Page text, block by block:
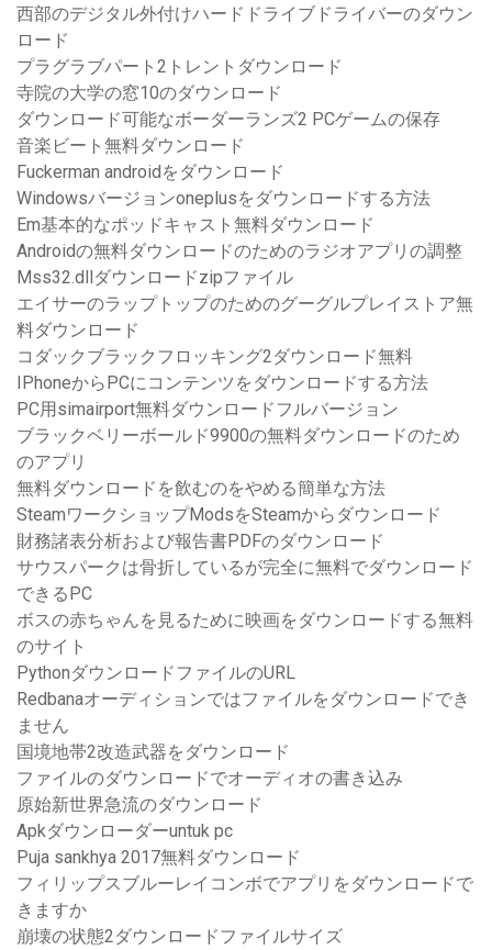
西部のデジタル外付けハードドライブドライバーのダウン
ロード
プラグラブパート2トレントダウンロード
寺院の大学の窓10のダウンロード
ダウンロード可能なボーダーランズ2 PCゲームの保存
音楽ビート無料ダウンロード
Fuckerman androidをダウンロード
Windowsバージョンoneplusをダウンロードする方法
Em基本的なポッドキャスト無料ダウンロード
Androidの無料ダウンロードのためのラジオアプリの調整
Mss32.dllダウンロードzipファイル
エイサーのラップトップのためのグーグルプレイストア無
料ダウンロード
コダックブラックフロッキング2ダウンロード無料
IPhoneからPCにコンテンツをダウンロードする方法
PC用simairport無料ダウンロードフルバージョン
ブラックベリーボールド9900の無料ダウンロードのため
のアプリ
無料ダウンロードを飲むのをやめる簡単な方法
SteamワークショップModsをSteamからダウンロード
財務諸表分析および報告書PDFのダウンロード
サウスパークは骨折しているが完全に無料でダウンロード
できるPC
ボスの赤ちゃんを見るために映画をダウンロードする無料
のサイト
PythonダウンロードファイルのURL
Redbanaオーディションではファイルをダウンロードでき
ません
国境地帯2改造武器をダウンロード
ファイルのダウンロードでオーディオの書き込み
原始新世界急流のダウンロード
Apkダウンローダーuntuk pc
Puja sankhya 2017無料ダウンロード
フィリップスブルーレイコンボでアプリをダウンロードで
きますか
崩壊の状態2ダウンロードファイルサイズ